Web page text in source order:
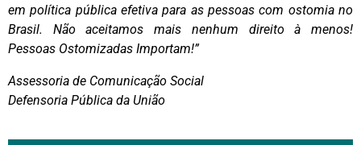
em política pública efetiva para as pessoas com ostomia no
Brasil. Não aceitamos mais nenhum direito à menos!
Pessoas Ostomizadas Importam!”
Assessoria de Comunicação Social
Defensoria Pública da União